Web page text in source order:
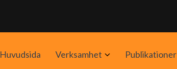
Huvudsida Verksamhet AvaaPublikationer